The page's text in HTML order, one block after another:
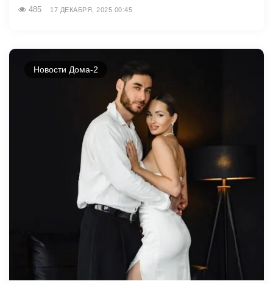
485 17 ДЕКАБРЯ, 2025 00:45
Новости Дома-2